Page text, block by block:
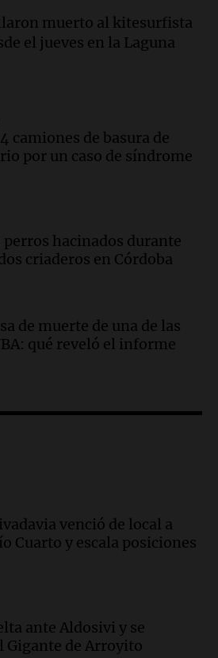
de Rosario Central a
en contra) - relato
de vino
disfrutar el fin de semana
Rural de Bulaya con
toda la familia
casa del estudiante para
región
finales para la gran
por derrame de
escuelas de la décima
muerto al kitesurfista
el jueves en la Laguna
camiones de basura de
por un caso de síndrome
perros hacinados durante
criaderos en Córdoba
de muerte de una de las
qué reveló el informe
venció de local a
Cuarto y escala posiciones
ante Aldosivi y se
Gigante de Arroyito